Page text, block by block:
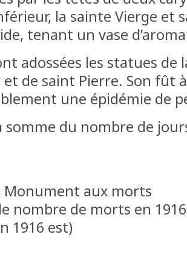
la sainte Vierge et
tenant un vase
adossées les statues de
de saint Pierre. Son fût
une épidémie de
somme du nombre de
Monument aux morts
nombre de morts en
1916 est)